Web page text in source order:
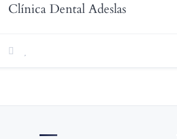
Clínica Dental Adeslas